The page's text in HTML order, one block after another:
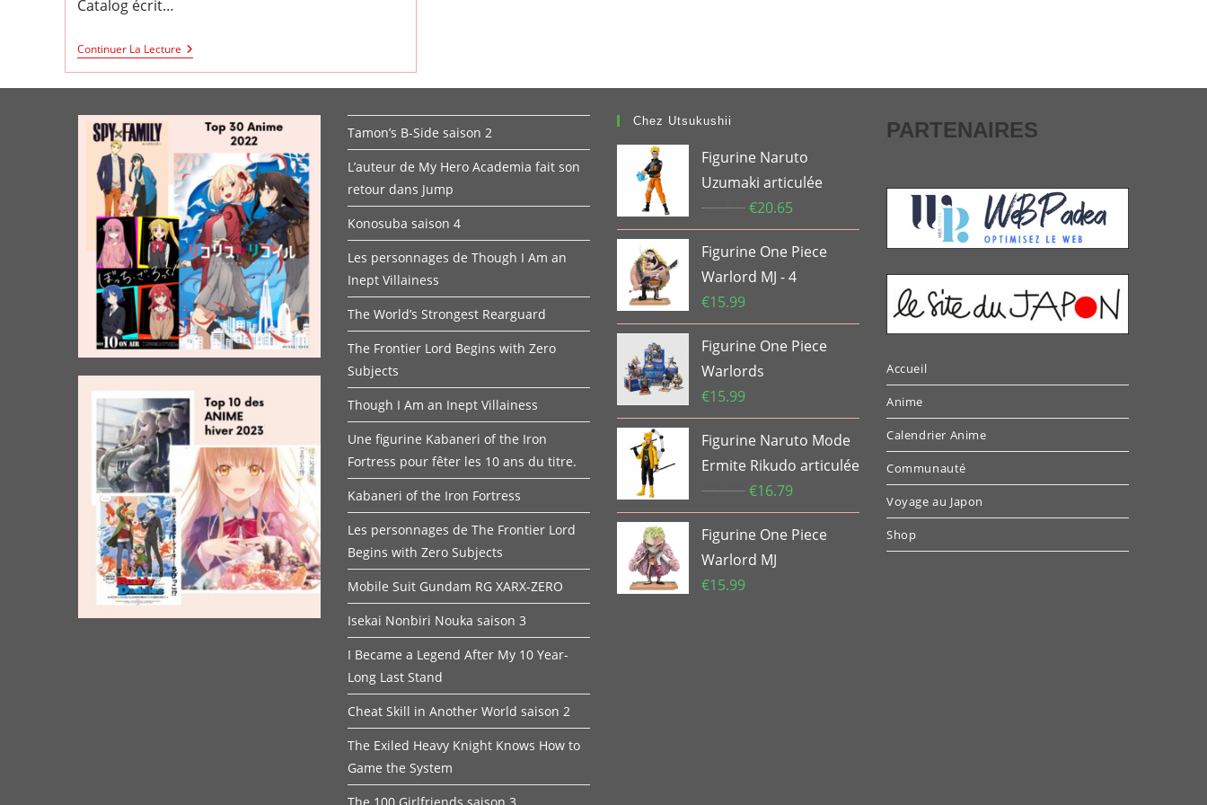
Catalog écrit…
Continuer La LectureNijuuseiki
Denki
Mokuroku
Tamon’s B-Side saison 2
L’auteur de My Hero Academia fait son
retour dans Jump
Konosuba saison 4
Les personnages de Though I Am an
Inept Villainess
The World’s Strongest Rearguard
The Frontier Lord Begins with Zero
Subjects
Though I Am an Inept Villainess
Une figurine Kabaneri of the Iron
Fortress pour fêter les 10 ans du titre.
Kabaneri of the Iron Fortress
Les personnages de The Frontier Lord
Begins with Zero Subjects
Mobile Suit Gundam RG XARX-ZERO
Isekai Nonbiri Nouka saison 3
I Became a Legend After My 10 Year-
Long Last Stand
Cheat Skill in Another World saison 2
The Exiled Heavy Knight Knows How to
Game the System
Chez Utsukushii
Figurine Naruto
Uzumaki articulée
€33.74 Le
prix
initial
était :
€20.65
prix
actuel
est :
Figurine One Piece
Warlord MJ - 4
€15.99
Figurine One Piece
Warlords
€15.99
Figurine Naruto Mode
Ermite Rikudo articulée
€25.99 Le
prix
initial
était :
€16.79Le
prix
actuel
Figurine One Piece
Warlord MJ
€15.99
PARTENAIRES
Accueil
Anime
Calendrier Anime
Communauté
Voyage au Japon
Shop